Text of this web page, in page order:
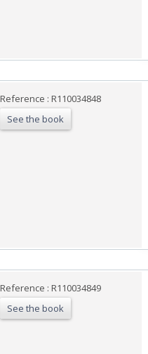
Reference : R110034848
See the book
Reference : R110034849
See the book